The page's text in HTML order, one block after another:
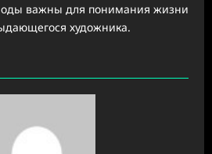
важны для понимания жизни
художника.